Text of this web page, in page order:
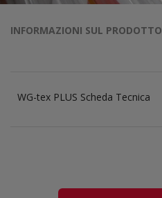
INFORMAZIONI SUL PRODOTTO
WG-tex PLUS Scheda Tecnica